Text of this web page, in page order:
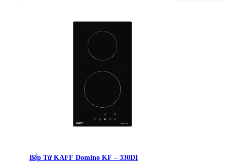
Bếp Từ KAFF Domino KF – 330DI